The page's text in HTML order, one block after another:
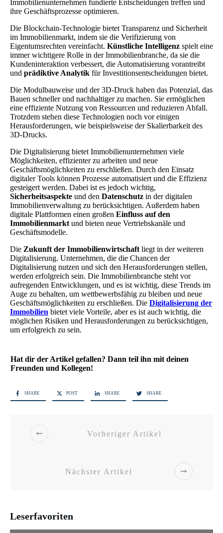
Immobilienunternehmen fundierte Entscheidungen treffen und
ihre Geschäftsprozesse optimieren.
Die Blockchain-Technologie bietet Transparenz und Sicherheit
im Immobilienmarkt, indem sie die Verifizierung von
Eigentumsrechten vereinfacht. Künstliche Intelligenz spielt eine
immer wichtigere Rolle in der Immobilienbranche, da sie die
Kundeninteraktion verbessert, die Automatisierung vorantreibt
und prädiktive Analytik für Investitionsentscheidungen bietet.
Die Modulbauweise und der 3D-Druck haben das Potenzial, das
Bauen schneller und nachhaltiger zu machen. Sie ermöglichen
eine effiziente Nutzung von Ressourcen und reduzieren Abfall.
Trotzdem stehen diese Technologien noch vor einigen
Herausforderungen, wie beispielsweise der Skalierbarkeit des
3D-Drucks.
Die Digitalisierung bietet Immobilienunternehmen viele
Möglichkeiten, effizienter zu arbeiten und neue
Geschäftsmöglichkeiten zu erschließen. Durch den Einsatz
digitaler Tools können Prozesse automatisiert und die Effizienz
gesteigert werden. Dabei ist es jedoch wichtig,
Sicherheitsaspekte und den Datenschutz in der digitalen
Immobilienverwaltung zu berücksichtigen. Außerdem haben
digitale Plattformen einen großen Einfluss auf den
Immobilienmarkt und bieten neue Vertriebskanäle und
Geschäftsmodelle.
Die Zukunft der Immobilienwirtschaft liegt in der weiteren
Digitalisierung. Unternehmen, die die Chancen der
Digitalisierung nutzen und sich den Herausforderungen stellen,
werden erfolgreich sein. Die Immobilienbranche steht vor
aufregenden Entwicklungen, und es ist wichtig, diese Trends im
Auge zu behalten, um wettbewerbsfähig zu bleiben und neue
Geschäftsmöglichkeiten zu erschließen. Die Digitalisierung der
Immobilien bietet viele Vorteile, aber es ist auch wichtig, die
möglichen Risiken und Herausforderungen zu berücksichtigen,
um erfolgreich zu sein.
Hat dir der Artikel gefallen? Dann teil ihn mit deinen
Freunden und Kollegen!
SHARE POST SHARE SHARE
Vorheriger Artikel
Nächster Artikel
Leserfavoriten